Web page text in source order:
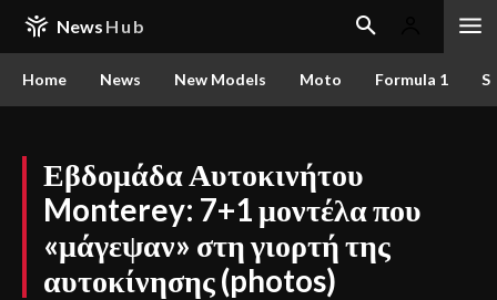
News Hub
Home News New Models Moto Formula 1
Εβδομάδα Αυτοκινήτου
Monterey: 7+1 μοντέλα που
«μάγεψαν» στη γιορτή της
αυτοκίνησης (photos)